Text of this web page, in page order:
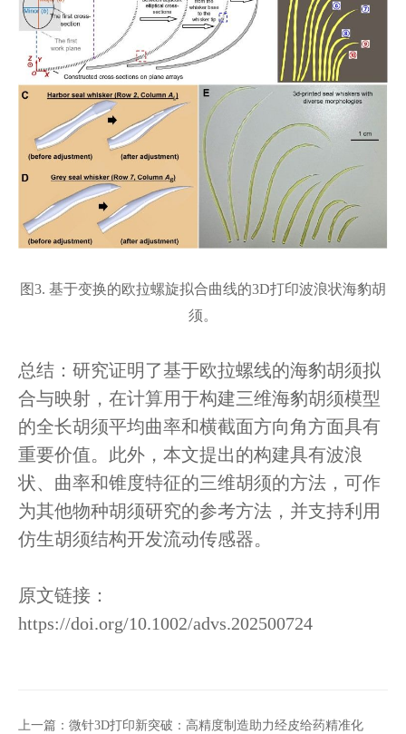
图3. 基于变换的欧拉螺旋拟合曲线的3D打印波浪状海豹胡
须。
总结：研究证明了基于欧拉螺线的海豹胡须拟
合与映射，在计算用于构建三维海豹胡须模型
的全长胡须平均曲率和横截面方向角方面具有
重要价值。此外，本文提出的构建具有波浪
状、曲率和锥度特征的三维胡须的方法，可作
为其他物种胡须研究的参考方法，并支持利用
仿生胡须结构开发流动传感器。
原文链接：
https://doi.org/10.1002/advs.202500724
上一篇：微针3D打印新突破：高精度制造助力经皮给药精准化